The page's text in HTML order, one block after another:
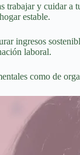
trabajar y cuidar a
estable.
ingresos
laboral.
como de